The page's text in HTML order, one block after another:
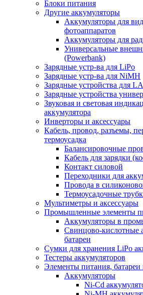
Блоки питания
Другие аккумуляторы
Аккумуляторы для
фотоаппаратов
Аккумуляторы для
Универсальные
(Powerbank)
Зарядные устр-ва для LiPo
Зарядные устр-ва для NiMH
Зарядные устройства для
Зарядные устройства
Звуковая и световая
аккумулятора
Инверторы и аксессуары
Кабель, провод, разъемы,
термоусадка
Балансировочные
Кабель для зарядки
Контакт силовой
Переходники для
Провода в
Термоусадочные
Мультиметры и аксессуары
Промышленные элементы
Аккумуляторы в
Свинцово-кислотные
батареи
Сумки для хранения LiPo
Тестеры аккумуляторов
Элементы питания,
Аккумуляторы
Ni-Cd